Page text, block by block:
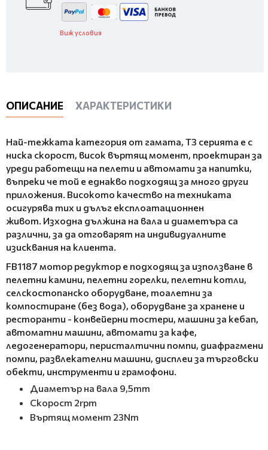
Виж условия
ОПИСАНИЕ ХАРАКТЕРИСТИКИ
Най-тежката категория от гамата, T3 серията е с
ниска скорост, висок въртящ момент, проектиран за
уреди работещи на пелети и автомати за напитки,
въпреки че той е еднакво подходящ за много други
приложения. Високото качество на техниката
осигурява тих и дълъг експлоатационнен
живот. Изходна дължина на вала и диаметърa са
различни, за да отговарят на индивидуалните
изисквания на клиента.
FB1187 мотор редуктор е подходящ за използване в
пелетни камини, пелетни горелки, пелетни котли,
селскостопанско оборудване, тоалетни за
компостиране (без вода), оборудване за хранене и
ресторанти - конвейерни тостери, машини за кебап,
автоматни машини, автомати за кафе,
ледогенератори, перисталтични помпи, диафрагмени
помпи, развлекателни машини, дисплеи за търговски
обекти, инструменти и грамофони.
Диаметър на вала 9,5mm
Скорост 2rpm
Въртящ момент 23Nm